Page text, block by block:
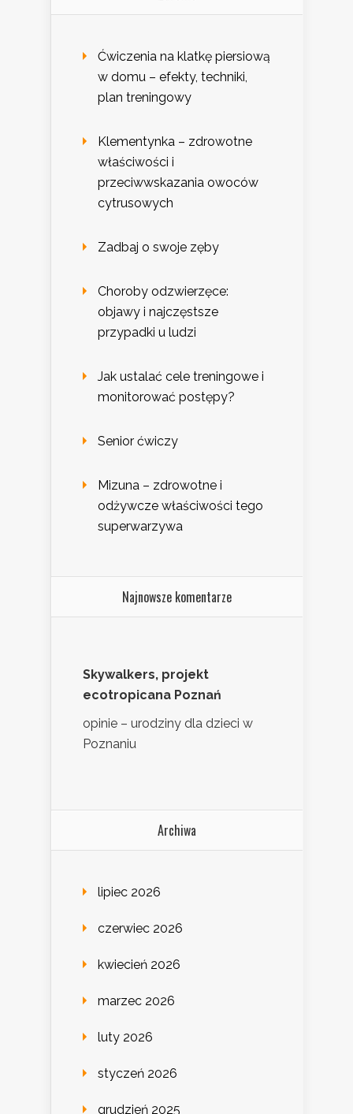
Ćwiczenia na klatkę piersiową
w domu – efekty, techniki,
plan treningowy
Klementynka – zdrowotne
właściwości i
przeciwwskazania owoców
cytrusowych
Zadbaj o swoje zęby
Choroby odzwierzęce:
objawy i najczęstsze
przypadki u ludzi
Jak ustalać cele treningowe i
monitorować postępy?
Senior ćwiczy
Mizuna – zdrowotne i
odżywcze właściwości tego
superwarzywa
Najnowsze komentarze
Skywalkers, projekt
ecotropicana Poznań
opinie – urodziny dla dzieci w
Poznaniu
Archiwa
lipiec 2026
czerwiec 2026
kwiecień 2026
marzec 2026
luty 2026
styczeń 2026
grudzień 2025